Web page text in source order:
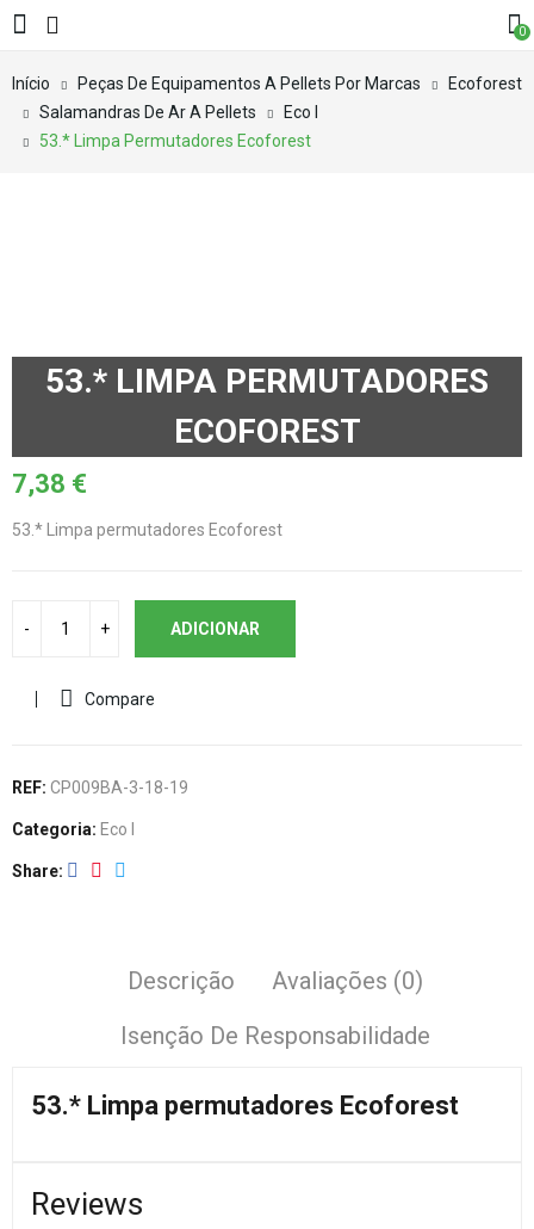
0
Início Peças De Equipamentos A Pellets Por Marcas
Ecoforest
Salamandras De Ar A Pellets
Eco I
53.* Limpa Permutadores Ecoforest
53.* LIMPA PERMUTADORES
ECOFOREST
7,38 €
53.* Limpa permutadores Ecoforest
ADICIONAR
Compare
REF: CP009BA-3-18-19
Categoria: Eco I
Share
Descrição
Avaliações (0)
Isenção De Responsabilidade
53.* Limpa permutadores Ecoforest
Reviews